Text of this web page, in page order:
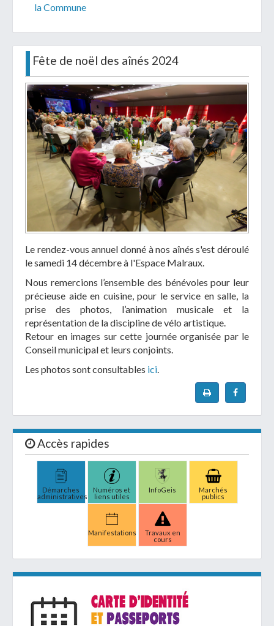
la Commune
Fête de noël des aînés 2024
Le rendez-vous annuel donné à nos aînés s'est déroulé
le samedi 14 décembre à l'Espace Malraux.
Nous remercions l’ensemble des bénévoles pour leur
précieuse aide en cuisine, pour le service en salle, la
prise des photos, l’animation musicale et la
représentation de la discipline de vélo artistique.
Retour en images sur cette journée organisée par le
Conseil municipal et leurs conjoints.
Les photos sont consultables ici
Accès rapides
Démarches
administratives
Numéros et
liens utiles
InfoGeis
Marchés
publics
Manifestations
Travaux en
cours